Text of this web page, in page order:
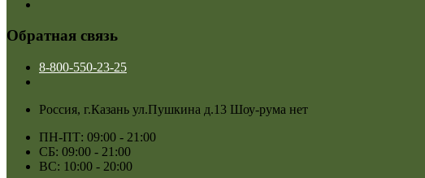
Обратная связь
8-800-550-23-25
Россия, г.Казань ул.Пушкина д.13 Шоу-рума нет
ПН-ПТ: 09:00 - 21:00
СБ: 09:00 - 21:00
ВС: 10:00 - 20:00